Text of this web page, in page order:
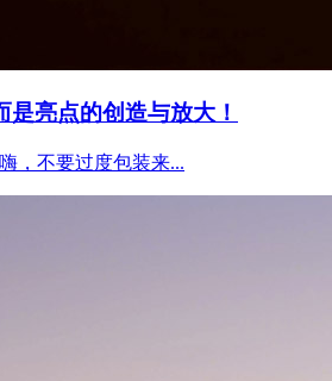
亮点的创造与放大！
，不要过度包装来...